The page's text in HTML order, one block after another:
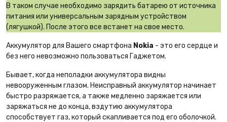
В таком случае необходимо зарядить батарею от источника
питания или универсальным зарядным устройством
(лягушкой). После этого все встанет на свое место.
Аккумулятор для Вашего смартфона Nokia - это его сердце и
без него невозможно пользоваться Гаджетом.
Бывает, когда неполадки аккумулятора видны
невооруженным глазом. Неисправный аккумулятор начинает
быстро разряжается, а также медленно заряжается или
заряжаться не до конца, вздутию аккумулятора
способствует газ, который скапливается под его оболочкой.